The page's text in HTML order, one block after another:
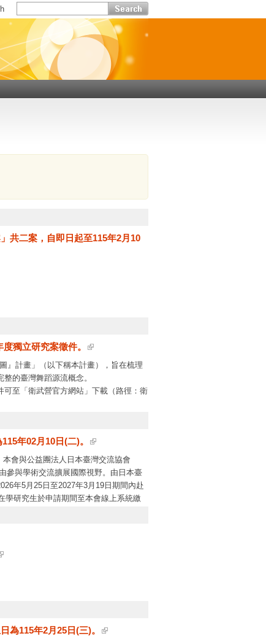
共二案，自即日起至115年2月10
獨立研究案徵件。
』計畫」（以下稱本計畫），旨在梳理
的臺灣舞蹈源流概念。
至「衛武營官方網站」下載（路徑：衛
年02月10日(二)。
會與公益團法人日本臺灣交流協會
參與學術交流擴展國際視野。由日本臺
年5月25日至2027年3月19日期間內赴
學研究生於申請期間至本會線上系統繳
本會始完成申請作業。四、檢附活動簡
電話：(02)2737-7151；日文版可洽公
為115年2月25日(三)。